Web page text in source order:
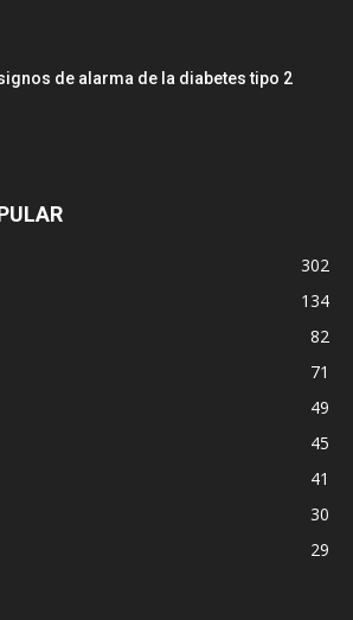
de alarma de la diabetes tipo 2
302
134
82
71
49
45
41
30
29